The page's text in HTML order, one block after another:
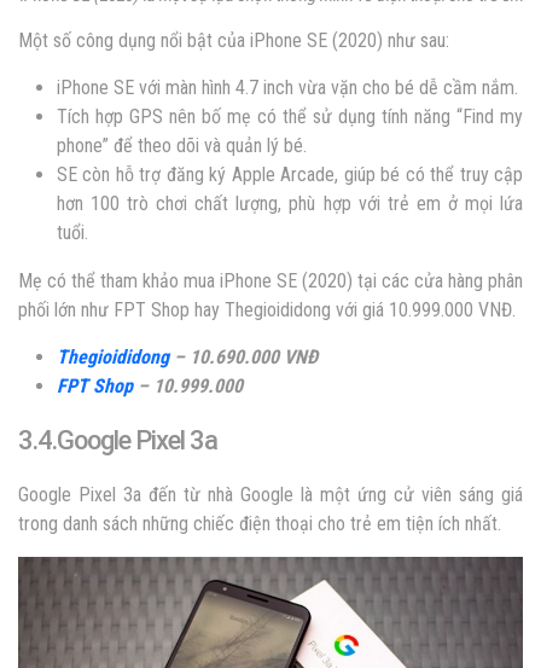
Một số công dụng nổi bật của iPhone SE (2020) như sau:
iPhone SE với màn hình 4.7 inch vừa vặn cho bé dễ cầm nắm.
Tích hợp GPS nên bố mẹ có thể sử dụng tính năng “Find my
phone” để theo dõi và quản lý bé.
SE còn hỗ trợ đăng ký Apple Arcade, giúp bé có thể truy cập
hơn 100 trò chơi chất lượng, phù hợp với trẻ em ở mọi lứa
tuổi.
Mẹ có thể tham khảo mua iPhone SE (2020) tại các cửa hàng phân
phối lớn như FPT Shop hay Thegioididong với giá 10.999.000 VNĐ.
Thegioididong– 10.690.000 VNĐ
FPT Shop– 10.999.000
3.4.Google Pixel 3a
Google Pixel 3a đến từ nhà Google là một ứng cử viên sáng giá
trong danh sách những chiếc điện thoại cho trẻ em tiện ích nhất.